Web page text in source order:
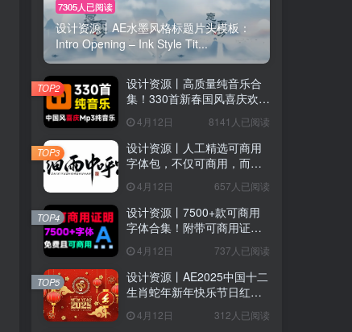
7305人已阅读
设计资源丨AE水墨风格标题片头模板：
Intro Opening – Ink Style Tit...
设计资源丨高质量纯音乐合
集！330首新春国风喜庆欢庆
MP3格式
4月12日 8141人已阅读
TOP2
设计资源丨人工精选可商用
字体包，不仅可商用，而且
4月12日 657人已阅读
TOP3
设计资源丨7500+款可商用
字体合集！附带可商用证明
协议，分类清晰，建议收藏
使用4月12日 737人已阅读
TOP4
设计资源丨AE2025中国十二
生肖蛇年新年快乐节日红色
4月12日 312人已阅读
TOP5
隐私声明